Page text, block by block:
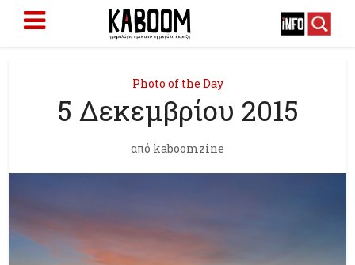
Photo of the Day
5 Δεκεμβρίου 2015
από kaboomzine